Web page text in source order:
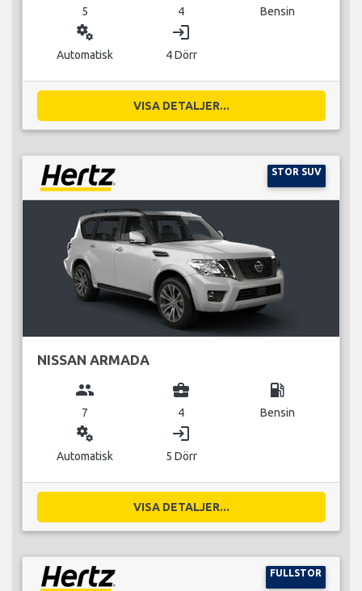
5 4 Bensin
miscellaneous_services
Automatisk
login
4 Dörr
VISA DETALJER...
STOR SUV
NISSAN ARMADA
group
7
business_center
4
local_gas_station
Bensin
miscellaneous_services
Automatisk
login
5 Dörr
VISA DETALJER...
FULLSTOR